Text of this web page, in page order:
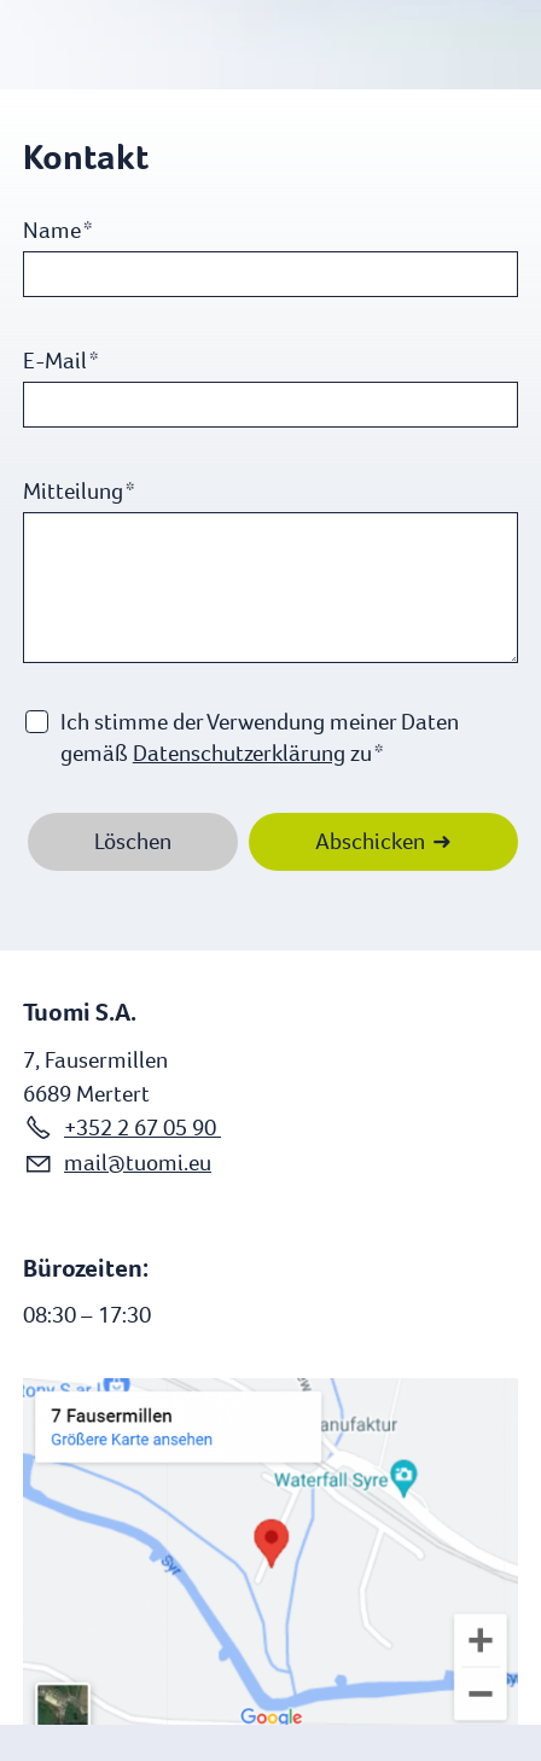
Kontakt
Name*
E-Mail*
Mitteilung*
Ich stimme der Verwendung meiner Daten
gemäß Datenschutzerklärung zu*
Löschen Abschicken
Tuomi S.A.
7, Fausermillen
6689 Mertert
+352 2 67 05 90
m
l t m
Bürozeiten:
08:30 – 17:30